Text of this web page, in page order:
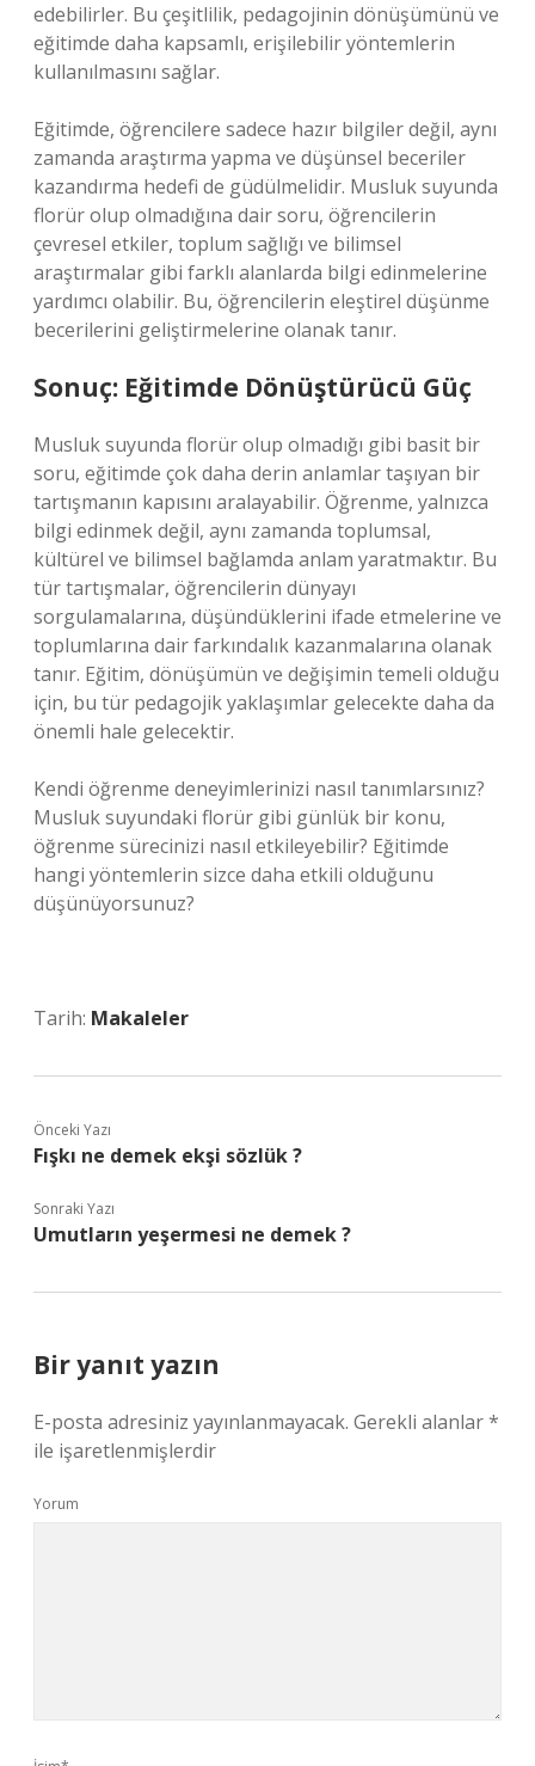
edebilirler. Bu çeşitlilik, pedagojinin dönüşümünü ve
eğitimde daha kapsamlı, erişilebilir yöntemlerin
kullanılmasını sağlar.
Eğitimde, öğrencilere sadece hazır bilgiler değil, aynı
zamanda araştırma yapma ve düşünsel beceriler
kazandırma hedefi de güdülmelidir. Musluk suyunda
florür olup olmadığına dair soru, öğrencilerin
çevresel etkiler, toplum sağlığı ve bilimsel
araştırmalar gibi farklı alanlarda bilgi edinmelerine
yardımcı olabilir. Bu, öğrencilerin eleştirel düşünme
becerilerini geliştirmelerine olanak tanır.
Sonuç: Eğitimde Dönüştürücü Güç
Musluk suyunda florür olup olmadığı gibi basit bir
soru, eğitimde çok daha derin anlamlar taşıyan bir
tartışmanın kapısını aralayabilir. Öğrenme, yalnızca
bilgi edinmek değil, aynı zamanda toplumsal,
kültürel ve bilimsel bağlamda anlam yaratmaktır. Bu
tür tartışmalar, öğrencilerin dünyayı
sorgulamalarına, düşündüklerini ifade etmelerine ve
toplumlarına dair farkındalık kazanmalarına olanak
tanır. Eğitim, dönüşümün ve değişimin temeli olduğu
için, bu tür pedagojik yaklaşımlar gelecekte daha da
önemli hale gelecektir.
Kendi öğrenme deneyimlerinizi nasıl tanımlarsınız?
Musluk suyundaki florür gibi günlük bir konu,
öğrenme sürecinizi nasıl etkileyebilir? Eğitimde
hangi yöntemlerin sizce daha etkili olduğunu
düşünüyorsunuz?
Tarih: Makaleler
Önceki Yazı
Fışkı ne demek ekşi sözlük ?
Sonraki Yazı
Umutların yeşermesi ne demek ?
Bir yanıt yazın
E-posta adresiniz yayınlanmayacak. Gerekli alanlar*
ile işaretlenmişlerdir
Yorum